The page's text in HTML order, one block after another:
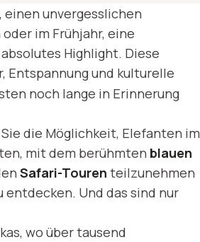
einen unvergesslichen
im Frühjahr, eine
Highlight. Diese
Entspannung und kulturelle
noch lange in Erinnerung
die Möglichkeit, Elefanten im
mit dem berühmten blauen
Safari-Touren teilzunehmen
entdecken. Und das sind nur
wo über tausend